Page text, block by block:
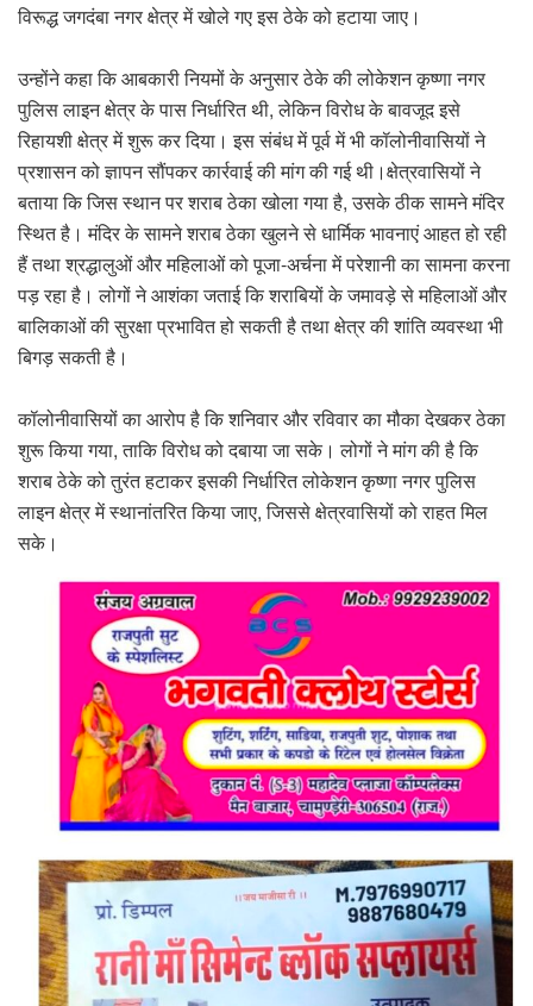
विरूद्ध जगदंबा नगर क्षेत्र में खोले गए इस ठेके को हटाया जाए।
उन्होंने कहा कि आबकारी नियमों के अनुसार ठेके की लोकेशन कृष्णा नगर
पुलिस लाइन क्षेत्र के पास निर्धारित थी, लेकिन विरोध के बावजूद इसे
रिहायशी क्षेत्र में शुरू कर दिया। इस संबंध में पूर्व में भी कॉलोनीवासियों ने
प्रशासन को ज्ञापन सौंपकर कार्रवाई की मांग की गई थी।क्षेत्रवासियों ने
बताया कि जिस स्थान पर शराब ठेका खोला गया है, उसके ठीक सामने मंदिर
स्थित है। मंदिर के सामने शराब ठेका खुलने से धार्मिक भावनाएं आहत हो रही
हैं तथा श्रद्धालुओं और महिलाओं को पूजा-अर्चना में परेशानी का सामना करना
पड़ रहा है। लोगों ने आशंका जताई कि शराबियों के जमावड़े से महिलाओं और
बालिकाओं की सुरक्षा प्रभावित हो सकती है तथा क्षेत्र की शांति व्यवस्था भी
बिगड़ सकती है।
कॉलोनीवासियों का आरोप है कि शनिवार और रविवार का मौका देखकर ठेका
शुरू किया गया, ताकि विरोध को दबाया जा सके। लोगों ने मांग की है कि
शराब ठेके को तुरंत हटाकर इसकी निर्धारित लोकेशन कृष्णा नगर पुलिस
लाइन क्षेत्र में स्थानांतरित किया जाए, जिससे क्षेत्रवासियों को राहत मिल
सके।